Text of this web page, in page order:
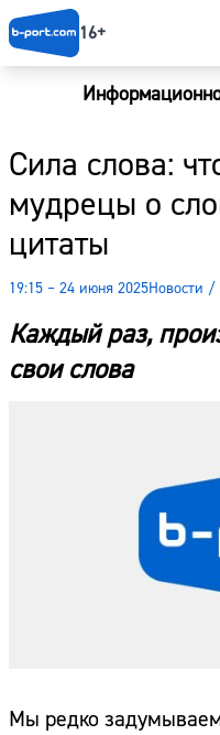
16+
Сила слова:
мудрецы о
цитаты
19:15 – 24 июня 2025Новости /
Каждый раз,
свои слова
Мы редко
Новости
Наши гости
Погода
Курсы валют